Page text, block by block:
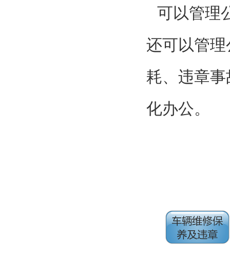
可以管理
还可以管
耗、违章
化办公。